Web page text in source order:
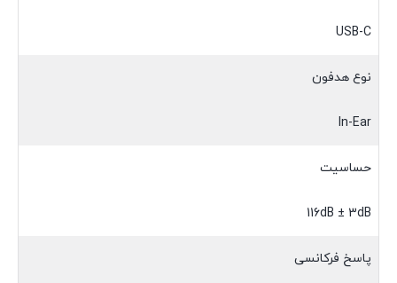
USB-C
نوع هدفون
In-Ear
حساسیت
116dB ± 3dB
پاسخ فرکانسی